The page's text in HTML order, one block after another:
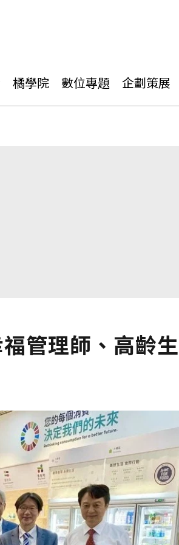
橘學院 數位專題 企劃策展
管理師、高齡